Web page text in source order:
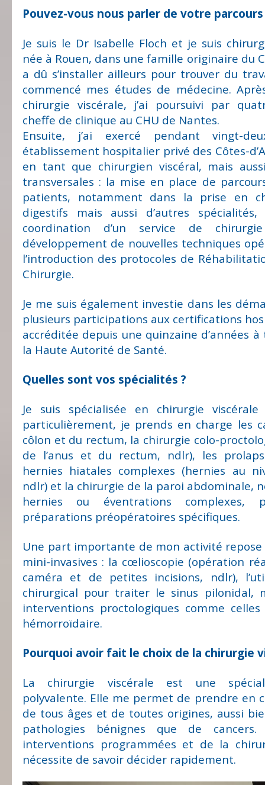
Pouvez-vous nous parler de votre parcours
Je suis le Dr Isabelle Floch et je suis
née à Rouen, dans une famille originaire du
a dû s’installer ailleurs pour trouver du
commencé mes études de médecine.
chirurgie viscérale, j’ai poursuivi par
cheffe de clinique au CHU de Nantes.
Ensuite, j’ai exercé pendant vingt-
établissement hospitalier privé des Côtes-
en tant que chirurgien viscéral, mais
transversales : la mise en place de
patients, notamment dans la prise en
digestifs mais aussi d’autres
coordination d’un service de
développement de nouvelles techniques
l’introduction des protocoles de
Chirurgie.
Je me suis également investie dans les
plusieurs participations aux certifications
accréditée depuis une quinzaine d’années
la Haute Autorité de Santé.
Quelles sont vos spécialités ?
Je suis spécialisée en chirurgie
particulièrement, je prends en charge les
côlon et du rectum, la chirurgie colo-
de l’anus et du rectum, ndlr), les
hernies hiatales complexes (hernies au
ndlr) et la chirurgie de la paroi abdominale,
hernies ou éventrations complexes,
préparations préopératoires spécifiques.
Une part importante de mon activité
mini-invasives : la cœlioscopie (opération
caméra et de petites incisions, ndlr),
chirurgical pour traiter le sinus pilonidal,
interventions proctologiques comme
hémorroïdaire.
Pourquoi avoir fait le choix de la chirurgie
La chirurgie viscérale est une
polyvalente. Elle me permet de prendre en
de tous âges et de toutes origines, aussi
pathologies bénignes que de
interventions programmées et de la
nécessite de savoir décider rapidement.